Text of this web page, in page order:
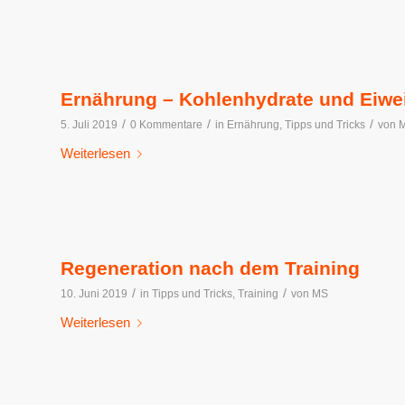
Ernährung – Kohlenhydrate und
5. Juli 2019 / 0 Kommentare / in Ernährung, Tipps und Tricks / von
Weiterlesen
Regeneration nach dem Training
10. Juni 2019 / in Tipps und Tricks, Training / von MS
Weiterlesen